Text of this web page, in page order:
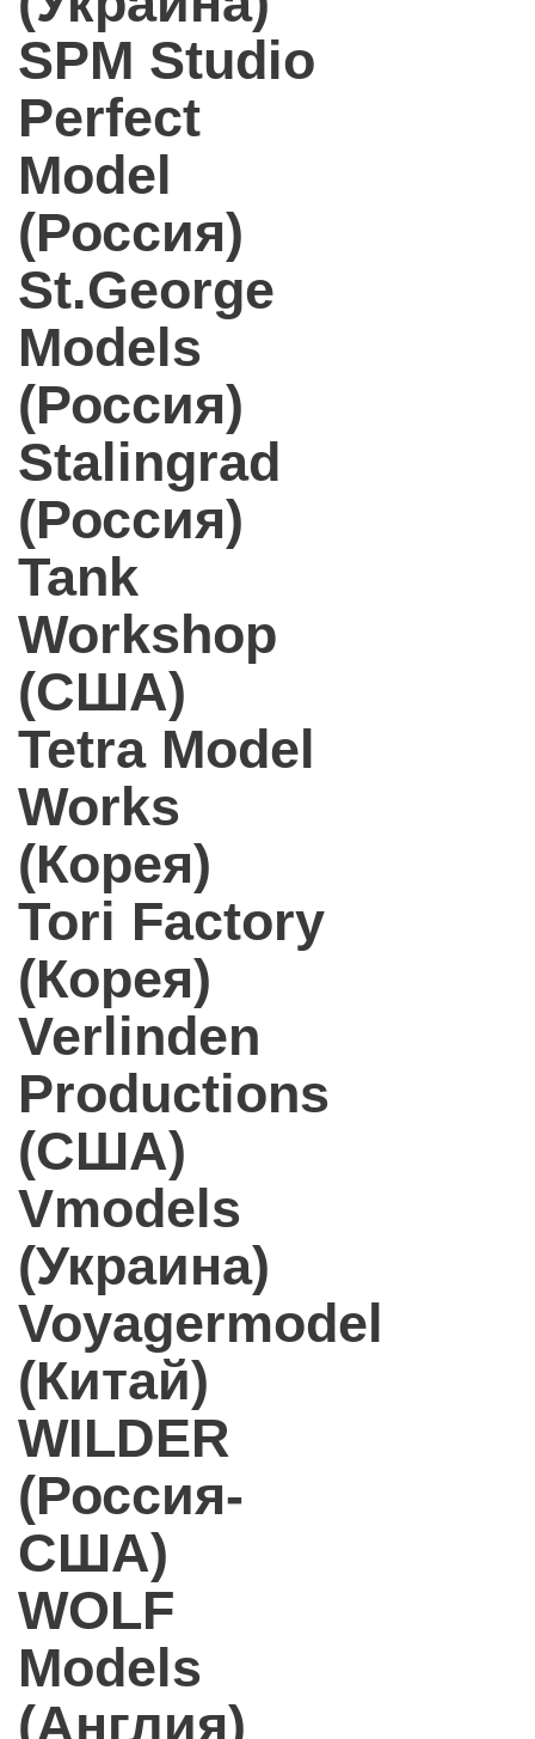
SPM Studio
Perfect
Model
(Россия)
St.George
Models
(Россия)
Stalingrad
(Россия)
Tank
Workshop
(США)
Tetra Model
Works
(Корея)
Tori Factory
(Корея)
Verlinden
Productions
(США)
Vmodels
(Украина)
Voyagermodel
(Китай)
WILDER
(Россия-
США)
WOLF
Models
(Англия)